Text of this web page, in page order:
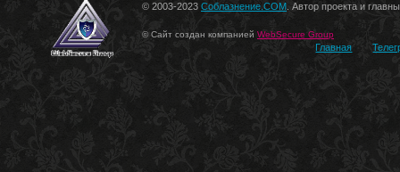
© 2003-2023 Соблазнение.COM . Автор проекта и
© Сайт создан компанией WebSecure Group
Главная